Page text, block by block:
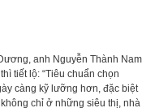
anh Nguyễn Thành Nam
tiết lộ: “Tiêu chuẩn chọn
càng kỹ lưỡng hơn, đặc biệt
chỉ ở những siêu thị, nhà